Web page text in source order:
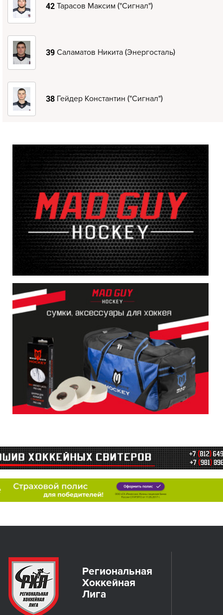
42 Тарасов Максим ("Сигнал")
39 Саламатов Никита (Энергосталь)
38 Гейдер Константин ("Сигнал")
Региональная
Хоккейная
Лига